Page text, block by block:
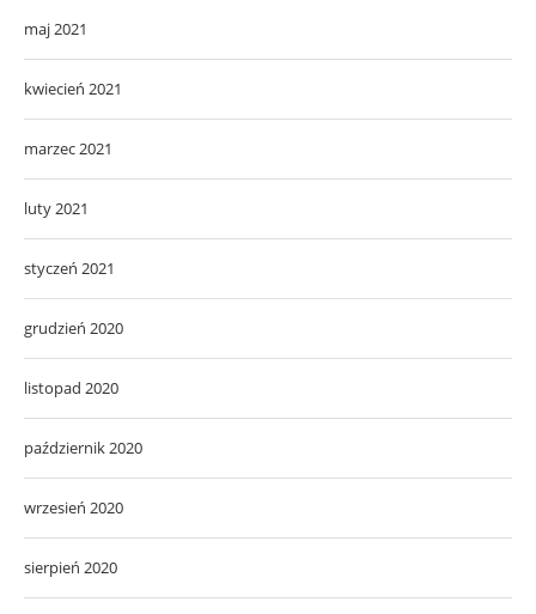
maj 2021
kwiecień 2021
marzec 2021
luty 2021
styczeń 2021
grudzień 2020
listopad 2020
październik 2020
wrzesień 2020
sierpień 2020